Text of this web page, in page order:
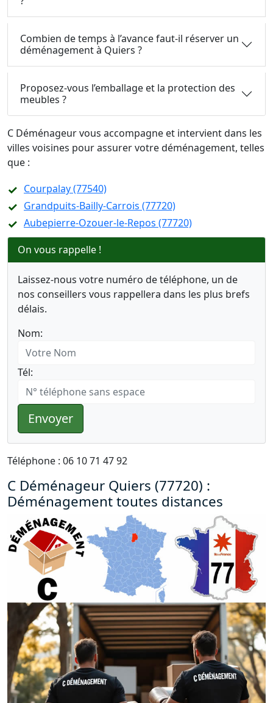
Combien de temps à l’avance faut-il réserver un
déménagement à Quiers ?
Proposez-vous l’emballage et la protection des
meubles ?
C Déménageur vous accompagne et intervient dans les
villes voisines pour assurer votre déménagement, telles
que :
Courpalay (77540)
Grandpuits-Bailly-Carrois (77720)
Aubepierre-Ozouer-le-Repos (77720)
On vous rappelle !
Laissez-nous votre numéro de téléphone, un de
nos conseillers vous rappellera dans les plus brefs
délais.
Nom:
Tél:
Envoyer
Téléphone : 06 10 71 47 92
C Déménageur Quiers (77720) :
Déménagement toutes distances